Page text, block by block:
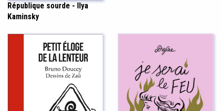
République sourde - Ilya
Kaminsky